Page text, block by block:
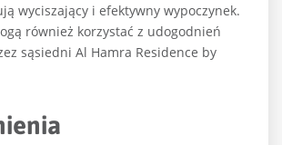
wyciszający i efektywny wypoczynek.
również korzystać z udogodnień
sąsiedni Al Hamra Residence by